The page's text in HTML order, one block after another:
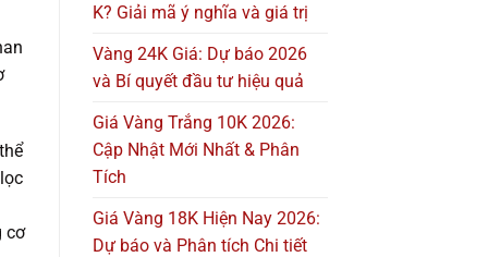
cơ
K? Giải mã ý nghĩa và giá trị
Vàng 24K Giá: Dự báo 2026
và Bí quyết đầu tư hiệu quả
Giá Vàng Trắng 10K 2026:
Cập Nhật Mới Nhất & Phân
Tích
Giá Vàng 18K Hiện Nay 2026:
Dự báo và Phân tích Chi tiết